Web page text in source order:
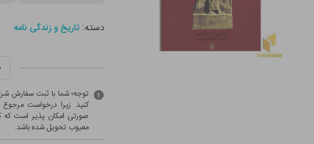
دسته: تاریخ و زندگی نامه
توجه؛ شما با ثبت سفارش
کنید. زیرا درخواست
صورتی امکان پذیر است که
معيوب تحویل شده باشد.